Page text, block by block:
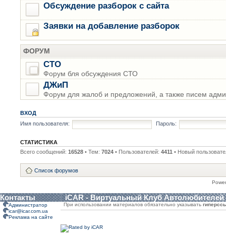
Обсуждение разборок с сайта
Заявки на добавление разборок
ФОРУМ
СТО
Форум бля обсуждения СТО
ДЖиП
Форум для жалоб и предложений, а также писем
ВХОД
Имя пользователя:
Пароль:
СТАТИСТИКА
Всего сообщений: 16528 • Тем: 7024 • Пользователей: 4411 • Новый
Список форумов
Контакты iCAR - Виртуальный Клуб Автолюбителей
Администратор
icar@icar.com.ua
Реклама на сайте
При использовании материалов обязательно указывать